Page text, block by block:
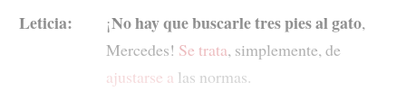
Leticia: ¡No hay que buscarle tres pies al gato,
Mercedes! Se trata, simplemente, de
ajustarse a las normas.